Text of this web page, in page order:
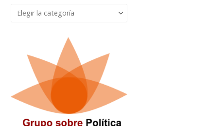
Seleccionar
categoría